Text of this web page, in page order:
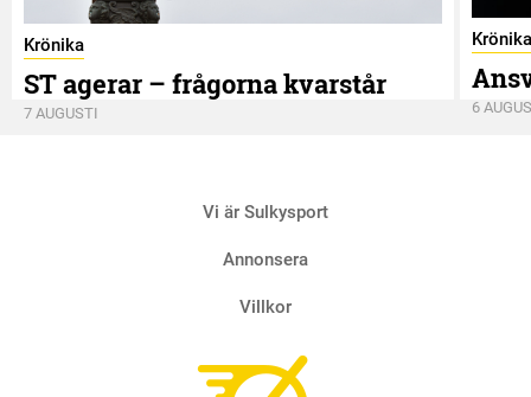
Krönika
ST agerar – frågorna kvarstår
7 AUGUSTI
Krönika
6
Vi är Sulkysport
Annonsera
Villkor